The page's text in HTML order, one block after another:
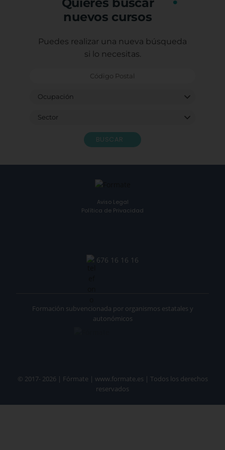
Quieres buscar
nuevos cursos
Puedes realizar una nueva búsqueda
si lo necesitas.
BUSCAR
Aviso Legal
Política de Privacidad
676 16 16 16
© 2017- 2026 | Fórmate | www.formate.es | Todos los derechos
reservados
Formación subvencionada por organismos estatales y
autonómicos